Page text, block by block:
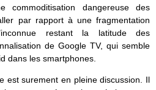
commoditisation dangereuse des
par rapport à une fragmentation
restant la latitude des
de Google TV, qui semble
dans les smartphones.
est surement en pleine discussion. Il